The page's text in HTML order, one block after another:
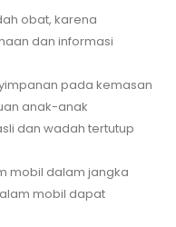
obat, karena
dan informasi
pada kemasan
anak-anak
dan wadah tertutup
mobil dalam jangka
mobil dapat